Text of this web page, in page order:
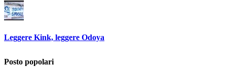
Leggere Kink, leggere Odoya
Posto popolari